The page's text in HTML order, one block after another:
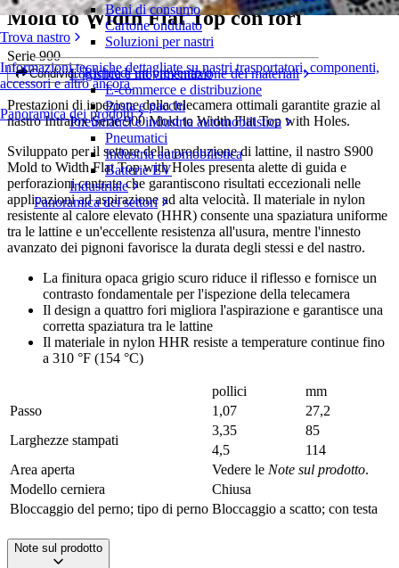
Trova nastro
Informazioni tecniche dettagliate su nastri trasportatori, componenti,
accessori e altro ancora
Panoramica dei prodotti
Beni di consumo
Cartone ondulato
Soluzioni per nastri
Logistica e movimentazione dei materiali
E-commerce e distribuzione
Posta e pacchi
Pneumatici e industria automobilistica
Pneumatici
Industria automobilistica
Batterie EV
Industriale
Panoramica dei settori
Mold to Width Flat Top con fori
Serie 900
Condividi Richiedi un preventivo
Prestazioni di ispezione della telecamera ottimali garantite grazie al
nastro Intralox Serie 900 Mold to Width Flat Top with Holes.
Sviluppato per il settore della produzione di lattine, il nastro S900
Mold to Width Flat Top with Holes presenta alette di guida e
perforazioni centrate che garantiscono risultati eccezionali nelle
applicazioni ad aspirazione ad alta velocità. Il materiale in nylon
resistente al calore elevato (HHR) consente una spaziatura uniforme
tra le lattine e un'eccellente resistenza all'usura, mentre l'innesto
avanzato dei pignoni favorisce la durata degli stessi e del nastro.
La finitura opaca grigio scuro riduce il riflesso e fornisce un
contrasto fondamentale per l'ispezione della telecamera
Il design a quattro fori migliora l'aspirazione e garantisce una
corretta spaziatura tra le lattine
Il materiale in nylon HHR resiste a temperature continue fino
a 310 °F (154 °C)
pollici
mm
Passo
1,07
27,2
Larghezze stampati
3,35
85
4,5
114
Area aperta
Vedere le Note sul prodotto.
Modello cerniera
Chiusa
Bloccaggio del perno; tipo di perno Bloccaggio a scatto; con testa
Note sul prodotto